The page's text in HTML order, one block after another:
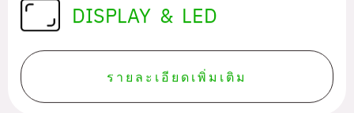
DISPLAY & LED
รายละเอียดเพิ่มเติม